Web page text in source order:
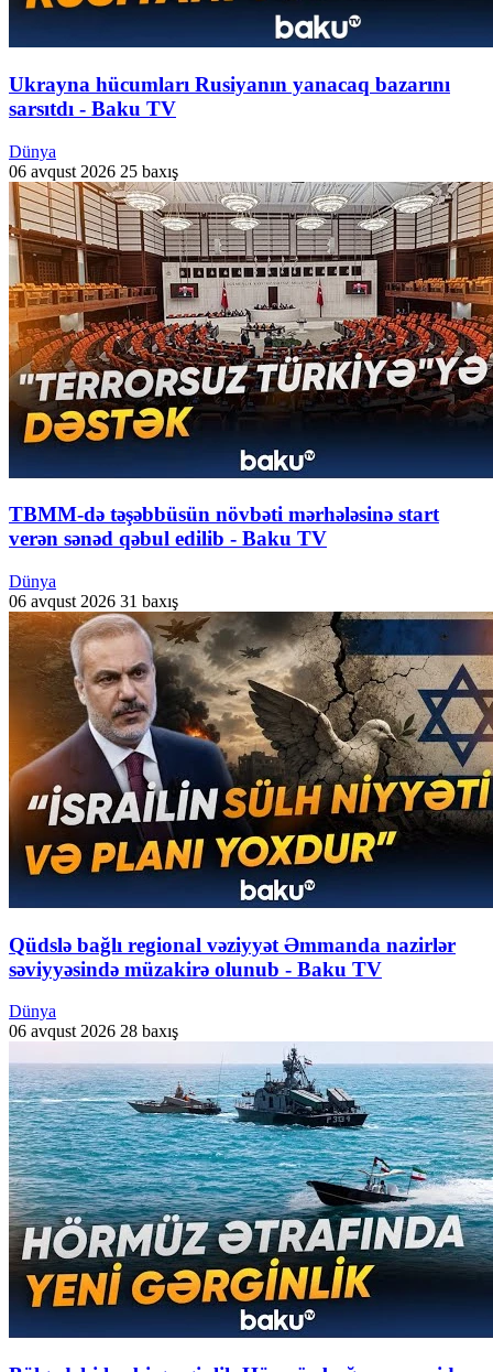
Ukrayna hücumları Rusiyanın yanacaq bazarını
sarsıtdı - Baku TV
Dünya
06 avqust 2026 25 baxış
TBMM-də təşəbbüsün növbəti mərhələsinə start
verən sənəd qəbul edilib - Baku TV
Dünya
06 avqust 2026 31 baxış
Qüdslə bağlı regional vəziyyət Əmmanda nazirlər
səviyyəsində müzakirə olunub - Baku TV
Dünya
06 avqust 2026 28 baxış